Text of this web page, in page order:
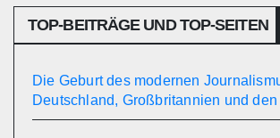
TOP-BEITRÄGE UND TOP-SEITEN
Die Geburt des modernen
Deutschland, Großbritannien und